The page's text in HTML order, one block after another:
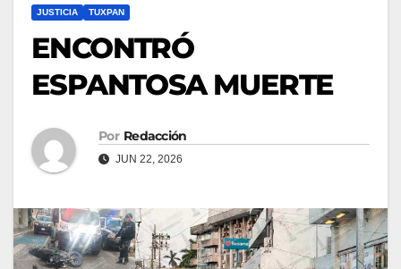
JUSTICIA TUXPAN
ENCONTRÓ
ESPANTOSA MUERTE
Por Redacción
JUN 22, 2026